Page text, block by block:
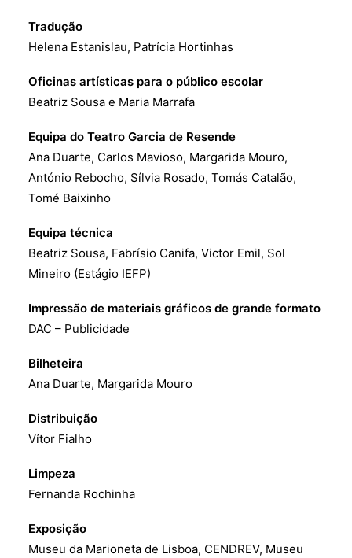
Tradução
Helena Estanislau, Patrícia Hortinhas
Oficinas artísticas para o público escolar
Beatriz Sousa e Maria Marrafa
Equipa do Teatro Garcia de Resende
Ana Duarte, Carlos Mavioso, Margarida Mouro,
António Rebocho, Sílvia Rosado, Tomás Catalão,
Tomé Baixinho
Equipa técnica
Beatriz Sousa, Fabrísio Canifa, Victor Emil, Sol
Mineiro (Estágio IEFP)
Impressão de materiais gráficos de grande formato
DAC – Publicidade
Bilheteira
Ana Duarte, Margarida Mouro
Distribuição
Vítor Fialho
Limpeza
Fernanda Rochinha
Exposição
Museu da Marioneta de Lisboa, CENDREV, Museu